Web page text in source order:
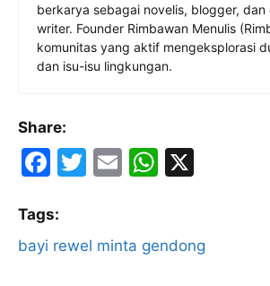
berkarya sebagai novelis, blogger, dan
writer. Founder Rimbawan Menulis
komunitas yang aktif mengeksplorasi
dan isu-isu lingkungan.
Share:
F
c
e
T
er
E
l
W
s
Tags:
bayi rewel minta gendong